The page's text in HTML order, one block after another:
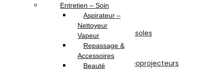
TV-Son-Photos
Consoles & Jeux
Manettes De Jeux
Accessoires Pour Cônsoles
Consoles
Vidéoprojecteurs
Accessoires Pour Vidéoprojecteurs
Entretien – Soin
Aspirateur –
Nettoyeur
Vapeur
Repassage &
Accessoires
Beauté